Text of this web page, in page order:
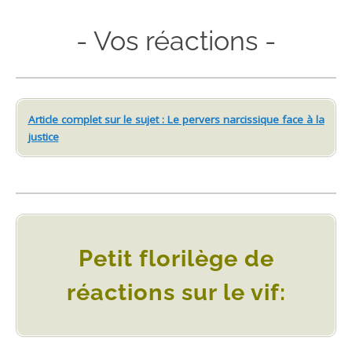
- Vos réactions -
Article complet sur le sujet: Le pervers narcissique face à la
justice
Petit florilège de
réactions sur le vif: